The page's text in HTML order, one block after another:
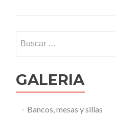
GALERIA
Bancos, mesas y sillas